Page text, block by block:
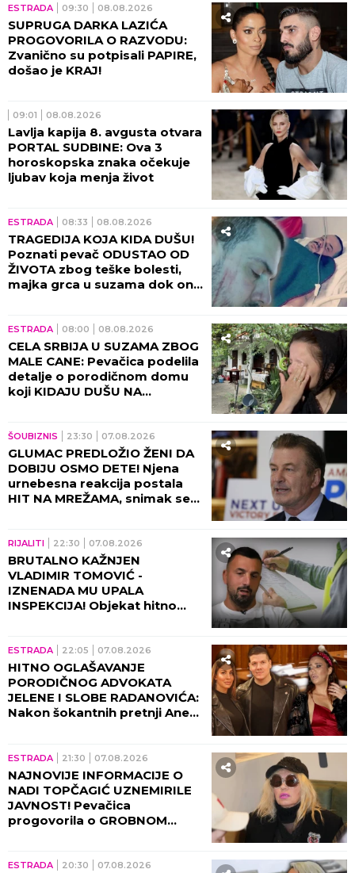
ESTRADA 09:30 08.08.2026
SUPRUGA DARKA LAZIĆA
PROGOVORILA O RAZVODU:
Zvanično su potpisali PAPIRE,
došao je KRAJ!
09:01 08.08.2026
Lavlja kapija 8. avgusta otvara
PORTAL SUDBINE: Ova 3
horoskopska znaka očekuje
ljubav koja menja život
ESTRADA 08:33 08.08.2026
TRAGEDIJA KOJA KIDA DUŠU!
Poznati pevač ODUSTAO OD
ŽIVOTA zbog teške bolesti,
majka grca u suzama dok on
ESTRADA 08:00 08.08.2026
CELA SRBIJA U SUZAMA ZBOG
MALE CANE: Pevačica podelila
detalje o porodičnom domu
koji KIDAJU DUŠU NA
ŠOUBIZNIS 23:30 07.08.2026
GLUMAC PREDLOŽIO ŽENI DA
DOBIJU OSMO DETE! Njena
urnebesna reakcija postala
HIT NA MREŽAMA, snimak se
RIJALITI 22:30 07.08.2026
BRUTALNO KAŽNJEN
VLADIMIR TOMOVIĆ -
IZNENADA MU UPALA
INSPEKCIJA! Objekat hitno
ESTRADA 22:05 07.08.2026
HITNO OGLAŠAVANJE
PORODIČNOG ADVOKATA
JELENE I SLOBE RADANOVIĆA:
Nakon šokantnih pretnji Ane
ESTRADA 21:30 07.08.2026
NAJNOVIJE INFORMACIJE O
NADI TOPČAGIĆ UZNEMIRILE
JAVNOST! Pevačica
progovorila o GROBNOM
ESTRADA 20:30 07.08.2026